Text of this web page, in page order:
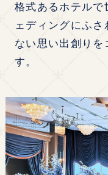
格式あるホテルで
ェディングにふ
ない思い出創りを
す。